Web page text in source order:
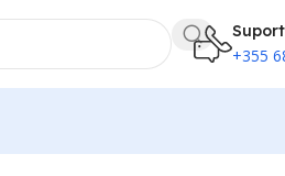
Suport
+355